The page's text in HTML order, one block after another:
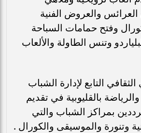
والعروض الفنية
وفتح حمامات السباحة
وتنس الطاولة والألعاب
التابع لإدارة الشباب
بالقليوبية في تقديم
بمراكز الشباب والتي
وتنورة والموسيقى والكورال .